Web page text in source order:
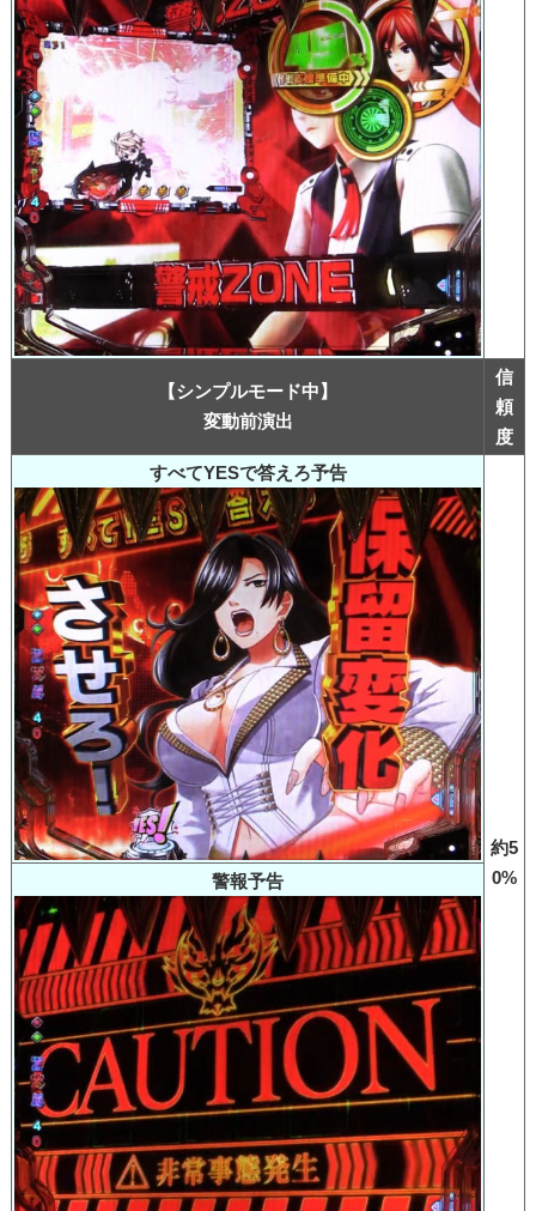
【シンプルモード中】
変動前演出
信
頼
度
すべてYESで答えろ予告
約5
0%
警報予告